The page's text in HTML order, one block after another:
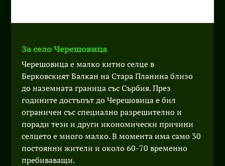
За село Черешовица
Черешовица е малко китно селце в
Берковският Балкан на Стара Планина близо
до наземната граница със Сърбия. През
годините достъпът до Черешовица е бил
ограничен със специално разрешително и
поради тези и други икономически причини
селцето е много малко. В момента има само 30
постоянни жители и около 60-70 временно
пребиваващи.